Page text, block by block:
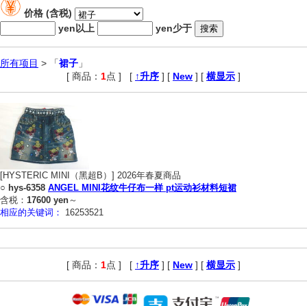
价格 (含税)
yen以上
yen少于
所有项目 > 「裙子 」
[ 商品： 1点 ] [ ↑升序 ] [ New ] [ 横显示 ]
[HYSTERIC MINI（黑超B）] 2026年春夏商品
○ hys-6358 ANGEL MINI花纹牛仔布一样 pt运动衫材料短裙
含税： 17600 yen～
相应的关键词：
16253521
[ 商品： 1点 ] [ ↑升序 ] [ New ] [ 横显示 ]